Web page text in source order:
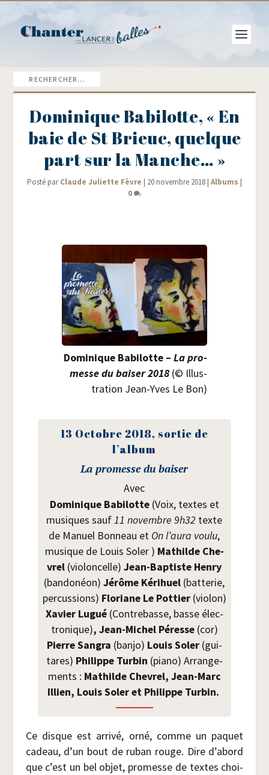
Dominique Babilotte, « En
baie de St Brieuc, quelque
part sur la Manche… »
Posté parClaude Juliette Fèvre | 20 novembre 2018 | Albums |
0
Domi­nique Babi­lotte – La pro­
messe du bai­ser 2018(© Illus­
tra­tion Jean-Yves Le Bon)
13 Octobre 2018, sor­tie de
l’album
La pro­messe du baiser
Avec
Domi­nique Babi­lotte (Voix, textes et
musiques sauf11 novembre 9h32 texte
de Manuel Bon­neau et On l’aura vou­lu,
musique de Louis Soler ) Mathilde Che­
vrel (vio­lon­celle) Jean-Bap­tiste Hen­ry
(ban­do­néon) Jérôme Kéri­huel (bat­te­rie,
per­cus­sions) Flo­riane Le Pot­tier (vio­lon)
Xavier Lugué(Contre­basse, basse élec­
tro­nique), Jean-Michel Péresse (cor)
Pierre San­gra (ban­jo) Louis Soler (gui­
tares) Phi­lippe Tur­bin (pia­no) Arran­ge­
ments : Mathilde Che­vrel, Jean-Marc
Illien, Louis Soler et Phi­lippe Turbin.
Ce disque est arri­vé, orné, comme un paquet
cadeau, d’un bout de ruban rouge. Dire d’abord
que c’est un bel objet, pro­messe de textes choi­